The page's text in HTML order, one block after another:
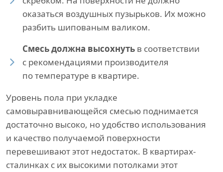
оказаться воздушных пузырьков. Их можно
разбить шипованым валиком.
Смесь должна высохнуть в соответствии
с рекомендациями производителя
по температуре в квартире.
Уровень пола при укладке
самовыравнивающейся смесью поднимается
достаточно высоко, но удобство использования
и качество получаемой поверхности
перевешивают этот недостаток. В квартирах-
сталинках с их высокими потолками этот